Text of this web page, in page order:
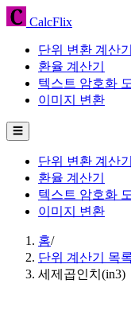
CalcFlix
단위 변환 계산기
환율 계산기
텍스트 암호화
이미지 변환
☰
단위 변환 계산기
환율 계산기
텍스트 암호화
이미지 변환
홈/
단위 계산기 목
세제곱인치